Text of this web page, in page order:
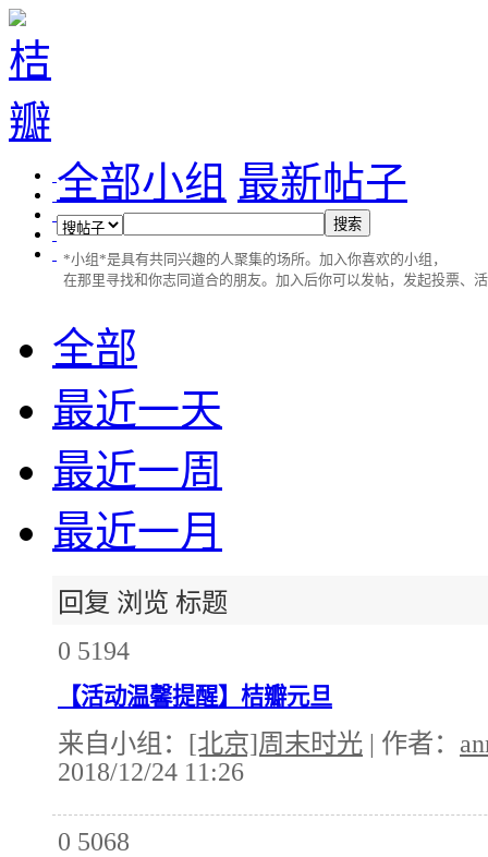
全部小组 最新帖子
*小组*是具有共同兴趣的人聚集的场所。加入你喜欢的小组，
在那里寻找和你志同道合的朋友。加入后你可以发帖，发起投票、活
全部
最近一天
最近一周
最近一月
回复 浏览 标题
0 5194
【活动温馨提醒】桔瓣元旦
来自小组： [北京]周末时光 | 作者：
2018/12/24 11:26
0 5068